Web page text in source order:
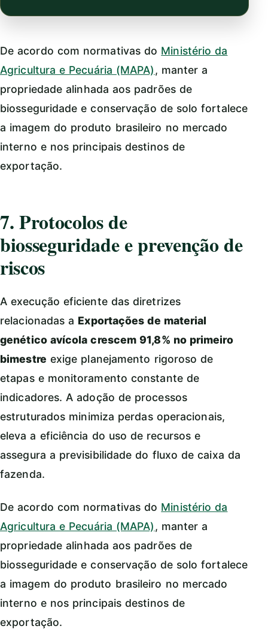
De acordo com normativas do Ministério da
Agricultura e Pecuária (MAPA), manter a
propriedade alinhada aos padrões de
biosseguridade e conservação de solo fortalece
a imagem do produto brasileiro no mercado
interno e nos principais destinos de
exportação.
7. Protocolos de
biosseguridade e prevenção de
riscos
A execução eficiente das diretrizes
relacionadas a Exportações de material
genético avícola crescem 91,8% no primeiro
bimestre exige planejamento rigoroso de
etapas e monitoramento constante de
indicadores. A adoção de processos
estruturados minimiza perdas operacionais,
eleva a eficiência do uso de recursos e
assegura a previsibilidade do fluxo de caixa da
fazenda.
De acordo com normativas do Ministério da
Agricultura e Pecuária (MAPA), manter a
propriedade alinhada aos padrões de
biosseguridade e conservação de solo fortalece
a imagem do produto brasileiro no mercado
interno e nos principais destinos de
exportação.